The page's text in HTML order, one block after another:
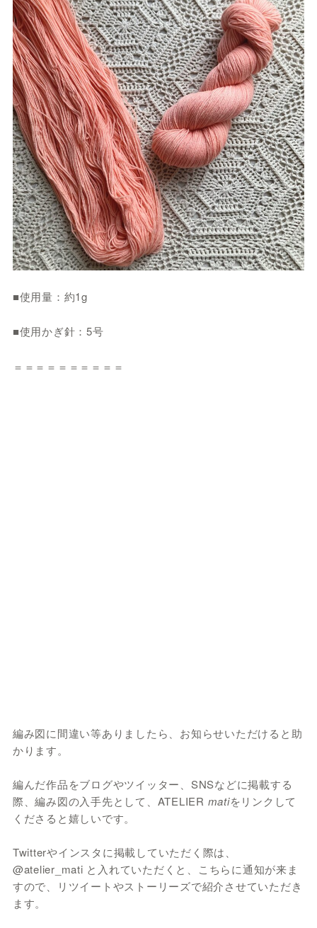
■使用量：約1g
■使用かぎ針：5号
＝＝＝＝＝＝＝＝＝＝
編み図に間違い等ありましたら、お知らせいただけると助
かります。
編んだ作品をブログやツイッター、SNSなどに掲載する
際、編み図の入手先として、ATELIER matiをリンクして
くださると嬉しいです。
Twitterやインスタに掲載していただく際は、
@atelier_mati と入れていただくと、こちらに通知が来ま
すので、リツイートやストーリーズで紹介させていただき
ます。